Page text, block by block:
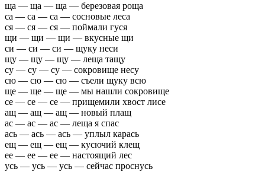
ща — ща — ща — березовая роща
са — са — са — сосновые леса
ся — ся — ся — поймали гуся
щи — щи — щи — вкусные щи
си — си — си — щуку неси
щу — щу — щу — леща тащу
су — су — су — сокровище несу
сю — сю — сю — съели щуку всю
ще — ще — ще — мы нашли сокровище
се — се — се — прищемили хвост лисе
ащ — ащ — ащ — новый плащ
ас — ас — ас — леща я спас
ась — ась — ась — уплыл карась
ещ — ещ — ещ — кусючий клещ
ее — ее — ее — настоящий лес
усь — усь — усь — сейчас проснусь